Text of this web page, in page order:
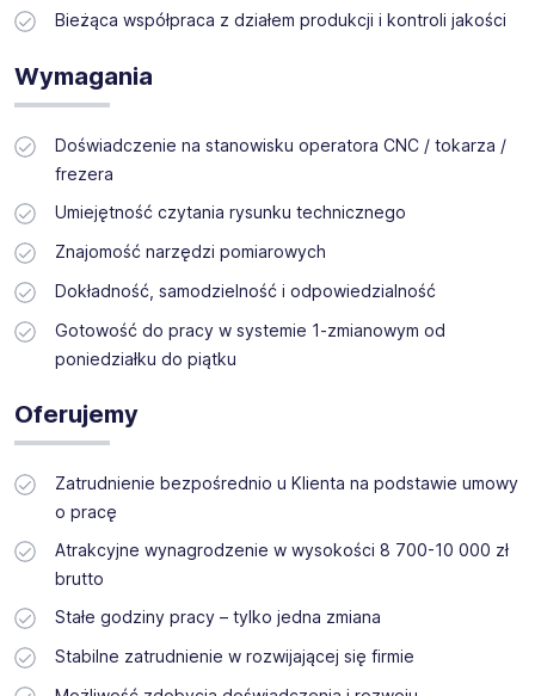
Bieżąca współpraca z działem produkcji i kontroli jakości
Wymagania
Doświadczenie na stanowisku operatora CNC / tokarza /
frezera
Umiejętność czytania rysunku technicznego
Znajomość narzędzi pomiarowych
Dokładność, samodzielność i odpowiedzialność
Gotowość do pracy w systemie 1-zmianowym od
poniedziałku do piątku
Oferujemy
Zatrudnienie bezpośrednio u Klienta na podstawie umowy
o pracę
Atrakcyjne wynagrodzenie w wysokości 8 700-10 000 zł
brutto
Stałe godziny pracy – tylko jedna zmiana
Stabilne zatrudnienie w rozwijającej się firmie